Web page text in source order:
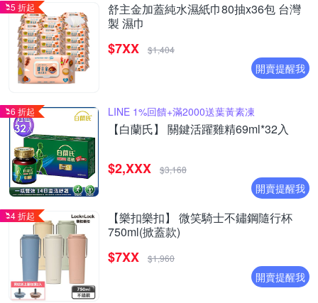
5 折起
舒主金加蓋純水濕紙巾80抽x36包 台灣
製 濕巾
$7XX $1,404
開賣提醒我
6 折起 LINE 1%回饋+滿2000送葉黃素凍
【白蘭氏】 關鍵活躍雞精69ml*32入
$2,XXX $3,168
開賣提醒我
4 折起
【樂扣樂扣】 微笑騎士不鏽鋼隨行杯
750ml(掀蓋款)
$7XX $1,960
開賣提醒我